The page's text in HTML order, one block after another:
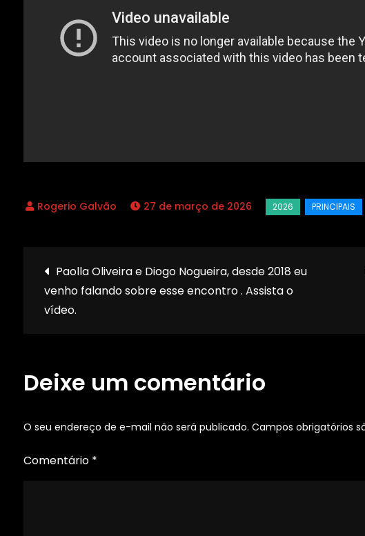
27 de março de 2026
Navegação
de
Paolla Oliveira e Diogo Nogueira, desde 2018 eu
venho falando sobre esse encontro . Assista o
vídeo.
Deixe um comentário
O seu endereço de e-mail não será publicado. Campos obrigatórios
Comentário *